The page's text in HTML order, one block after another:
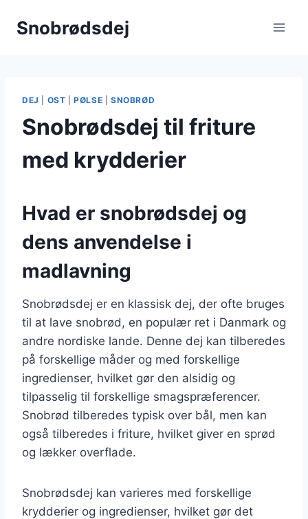
Snobrødsdej
DEJ OST |PØLSE SNOBRØD
Snobrødsdej til friture
med krydderier
Hvad er snobrødsdej og
dens anvendelse i
madlavning
Snobrødsdej er en klassisk dej, der ofte bruges
til at lave snobrød, en populær ret i Danmark og
andre nordiske lande. Denne dej kan tilberedes
på forskellige måder og med forskellige
ingredienser, hvilket gør den alsidig og
tilpasselig til forskellige smagspræferencer.
Snobrød tilberedes typisk over bål, men kan
også tilberedes i friture, hvilket giver en sprød
og lækker overflade.
Snobrødsdej kan varieres med forskellige
krydderier og ingredienser, hvilket gør det